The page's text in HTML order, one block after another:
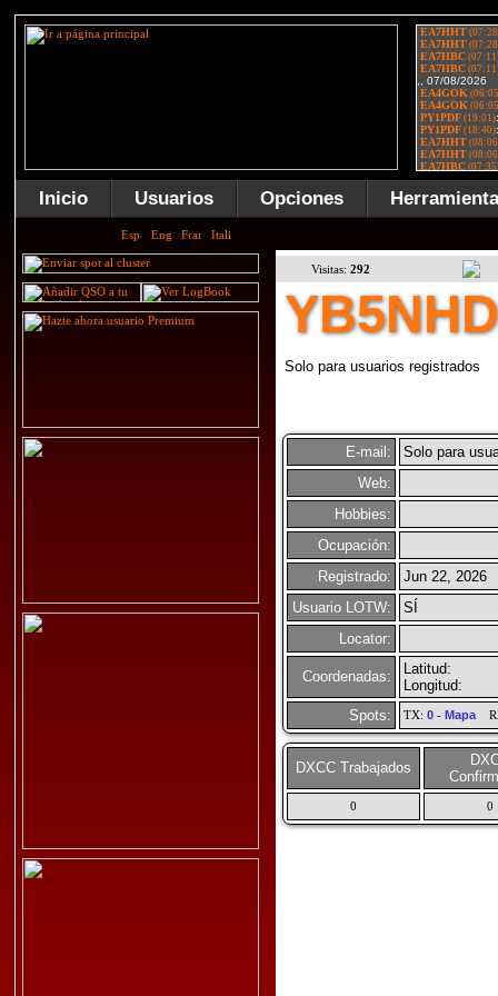
Inicio Usuarios Opciones
Visitas: 292
YB5NHD
Solo para usuarios registrados
E-mail:
Solo para
Web:
Hobbies:
Ocupación:
Registrado:
Jun 22, 2026
Usuario LOTW:
SÍ
Locator:
Coordenadas:
Latitud:
Longitud:
Spots:
TX: 0- Mapa
DXCC Trabajados
0 0